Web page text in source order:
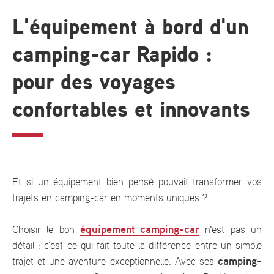
L'équipement à bord d'un
camping-car Rapido :
pour des voyages
confortables et innovants
Et si un équipement bien pensé pouvait transformer vos
trajets en camping-car en moments uniques ?
Choisir le bon équipement camping-car n'est pas un
détail : c'est ce qui fait toute la différence entre un simple
trajet et une aventure exceptionnelle. Avec ses camping-